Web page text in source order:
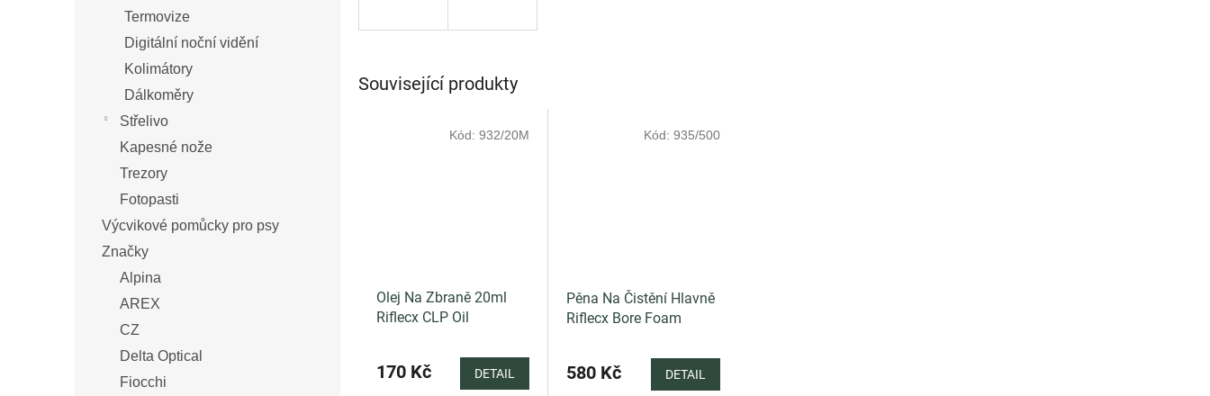
Termovize
Digitální noční vidění
Kolimátory
Dálkoměry
Střelivo
Kapesné nože
Trezory
Fotopasti
Výcvikové pomůcky pro psy
Značky
Alpina
AREX
CZ
Delta Optical
Fiocchi
Související produkty
Olej Na Zbraně 20ml
Riflecx CLP Oil
170 Kč DETAIL
Kód: 932/20M
Pěna Na Čistění Hlavně
Riflecx Bore Foam
580 Kč DETAIL
Kód: 935/500